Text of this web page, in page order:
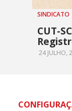
SINDICATO
CUT-
24 JULHO,